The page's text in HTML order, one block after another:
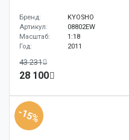
Бренд:
KYOSHO
Артикул:
08802EW
Масштаб:
1:18
Год:
2011
43 231
28 100
-15%